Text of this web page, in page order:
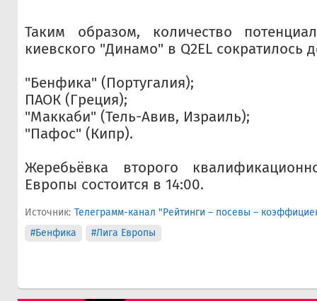
Таким образом, количество
киевского "Динамо" в Q2EL сократилось
"Бенфика" (Португалия);
ПАОК (Греция);
"Маккаби" (Тель-Авив, Израиль);
"Пафос" (Кипр).
Жеребьёвка второго
Европы состоится в 14:00.
Источник: Телеграмм-канал "Рейтинги – посевы –
#Бенфика
#Лига Европы